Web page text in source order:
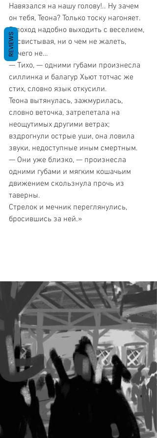
Навязался на нашу голову!.. Ну зачем
он тебя, Теона? Только тоску нагоняет.
В поход надобно выходить с веселием,
насвистывая, ни о чем не жалеть,
ничего не…
— Тихо, — одними губами произнесла
силлинка и балагур Хьют тотчас же
стих, словно язык откусили.
Теона вытянулась, зажмурилась,
словно веточка, затрепетала на
неощутимых другими ветрах;
вздрогнули острые уши, она ловила
звуки, недоступные иным смертным.
— Они уже близко, — произнесла
одними губами и мягким кошачьим
движением скользнула прочь из
таверны.
Стрелок и мечник переглянулись,
бросившись за ней.»
REVIEWS